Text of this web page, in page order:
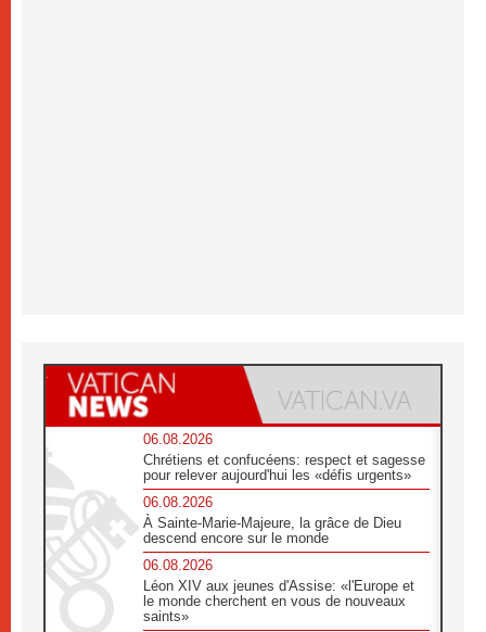
06.08.2026
Chrétiens et confucéens: respect et sagesse
pour relever aujourd'hui les «défis urgents»
06.08.2026
À Sainte-Marie-Majeure, la grâce de Dieu
descend encore sur le monde
06.08.2026
Léon XIV aux jeunes d'Assise: «l'Europe et
le monde cherchent en vous de nouveaux
saints»